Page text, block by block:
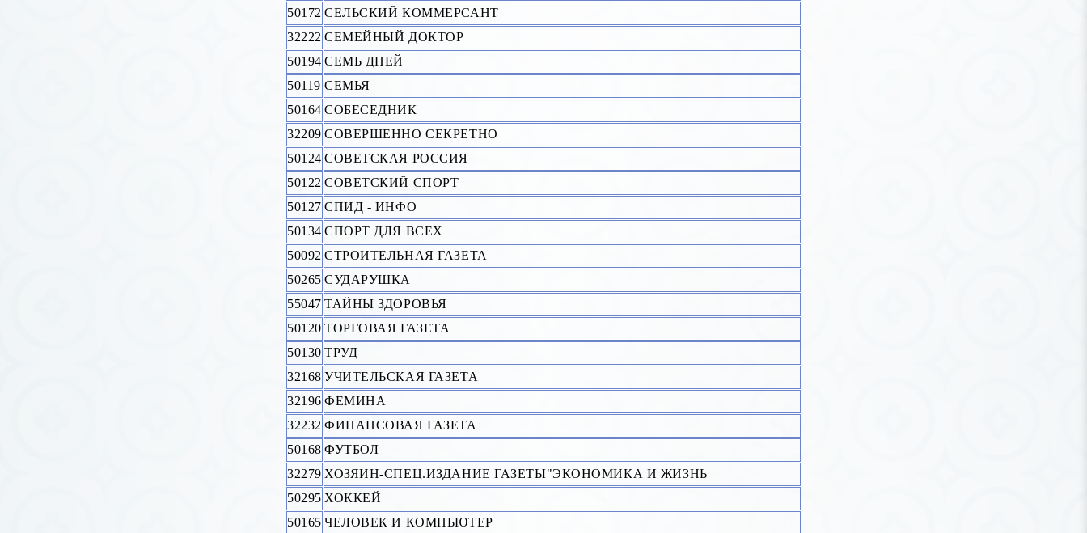
50172 СЕЛЬСКИЙ КОММЕРСАНТ
32222 СЕМЕЙНЫЙ ДОКТОР
50194 СЕМЬ ДНЕЙ
50119 СЕМЬЯ
50164 СОБЕСЕДHИК
32209 СОВЕРШЕННО СЕКРЕТНО
50124 СОВЕТСКАЯ РОССИЯ
50122 СОВЕТСКИЙ СПОРТ
50127 СПИД - ИНФО
50134 СПОРТ ДЛЯ ВСЕХ
50092 СТРОИТЕЛЬНАЯ ГАЗЕТА
50265 СУДАРУШКА
55047 ТАЙНЫ ЗДОРОВЬЯ
50120 ТОРГОВАЯ ГАЗЕТА
50130 ТРУД
32168 УЧИТЕЛЬСКАЯ ГАЗЕТА
32196 ФЕМИНА
32232 ФИНАНСОВАЯ ГАЗЕТА
50168 ФУТБОЛ
32279 ХОЗЯИН-СПЕЦ.ИЗДАНИЕ ГАЗЕТЫ"ЭКОНОМИКА И ЖИЗНЬ
50295 ХОККЕЙ
50165 ЧЕЛОВЕК И КОМПЬЮТЕР